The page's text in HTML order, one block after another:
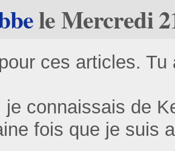
le Mercredi
ces articles.
je connaissais de
fois que je suis